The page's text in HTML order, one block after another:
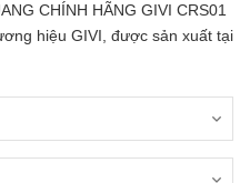
CHÍNH HÃNG GIVI CRS01
hiệu GIVI, được sản xuất tại